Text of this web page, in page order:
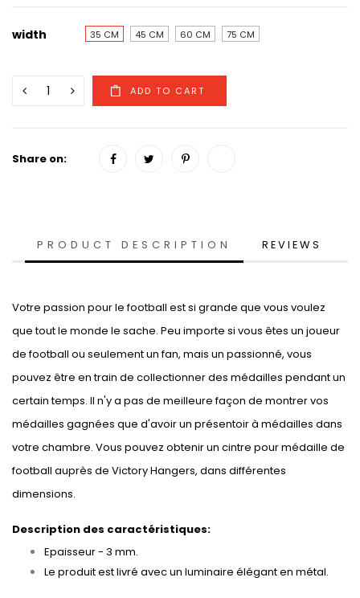
width 35 CM 45 CM 60 CM 75 CM
Share on:
PRODUCT DESCRIPTION REVIEWS
Votre passion pour le football est si grande que vous voulez
que tout le monde le sache. Peu importe si vous êtes un joueur
de football ou seulement un fan, mais un passionné, vous
pouvez être en train de collectionner des médailles pendant un
certain temps. Il n'y a pas de meilleure façon de montrer vos
médailles gagnées que d'avoir un présentoir à médailles dans
votre chambre. Vous pouvez obtenir un cintre pour médaille de
football auprès de Victory Hangers, dans différentes
dimensions.
Description des caractéristiques:
Epaisseur - 3 mm.
Le produit est livré avec un luminaire élégant en métal.